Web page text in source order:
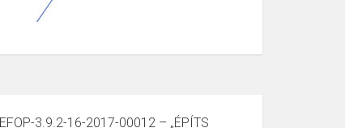
EFOP-3.9.2-16-2017-00012 – „ÉPÍTS